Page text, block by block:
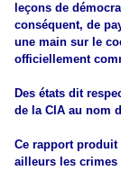
leçons de
conséquent, de
une main sur le
officiellement
Des états dit
de la CIA au nom
Ce rapport
ailleurs les